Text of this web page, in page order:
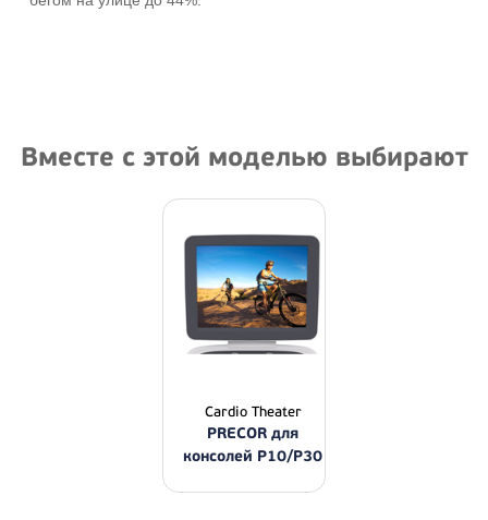
Вместе с этой моделью выбирают
Cardio Theater
PRECOR для
консолей P10/P30